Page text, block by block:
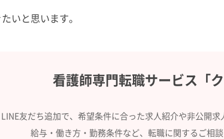
いと思います。
看護師専門転職サービス 「
LINE友だち追加で、希望条件に合った求人紹介や非公開求
給与・働き方・勤務条件など、 転職に関するご相